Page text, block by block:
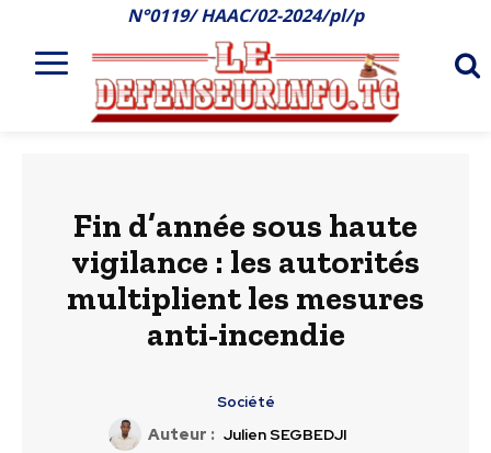
N°0119/ HAAC/02-2024/pl/p
Fin d’année sous haute
vigilance : les autorités
multiplient les mesures
anti-incendie
Société
Auteur : Julien SEGBEDJI